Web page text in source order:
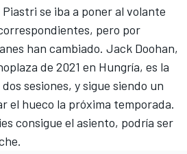
Piastri se iba a poner al volante
pero por
han cambiado. Jack Doohan,
de 2021 en Hungría, es la
sesiones, y sigue siendo un
el hueco la próxima temporada.
consigue el asiento, podría ser